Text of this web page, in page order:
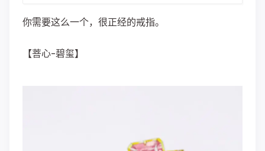
你需要这么一个，很正经的戒指。
【菩心-碧玺】